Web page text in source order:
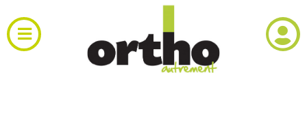
au
contenu
Toggle
Navigation